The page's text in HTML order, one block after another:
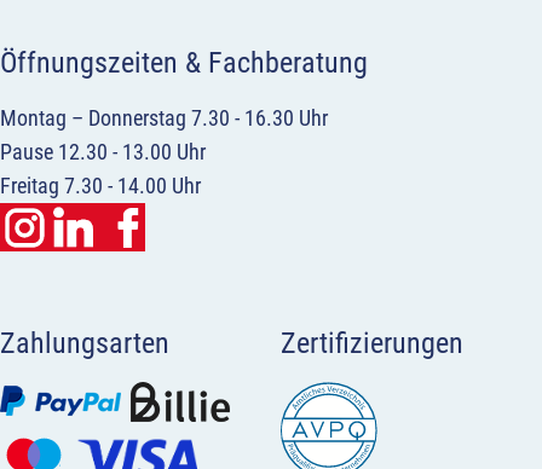
Öffnungszeiten & Fachberatung
Montag – Donnerstag 7.30 - 16.30 Uhr
Pause 12.30 - 13.00 Uhr
Freitag 7.30 - 14.00 Uhr
Zahlungsarten Zertifizierungen